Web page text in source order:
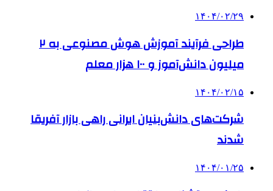
۱۴۰۴/۰۲/۲۹
طراحی فرآیند آموزش هوش مصنوعی به ۲
میلیون دانش‌آموز و ۱۰۰ هزار معلم
۱۴۰۴/۰۲/۱۵
شرکت‌های دانش‌بنیان ایرانی راهی بازار آفریقا
شدند
۱۴۰۴/۰۱/۲۵